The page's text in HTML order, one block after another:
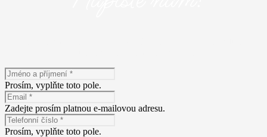
Prosím, vyplňte toto pole.
Zadejte prosím platnou e-mailovou adresu.
Prosím, vyplňte toto pole.